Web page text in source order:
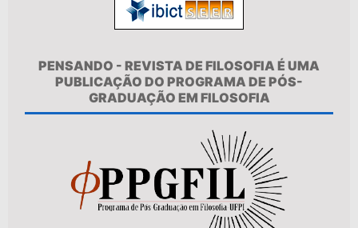
PENSANDO - REVISTA DE FILOSOFIA É UMA
PUBLICAÇÃO DO PROGRAMA DE PÓS-
GRADUAÇÃO EM FILOSOFIA